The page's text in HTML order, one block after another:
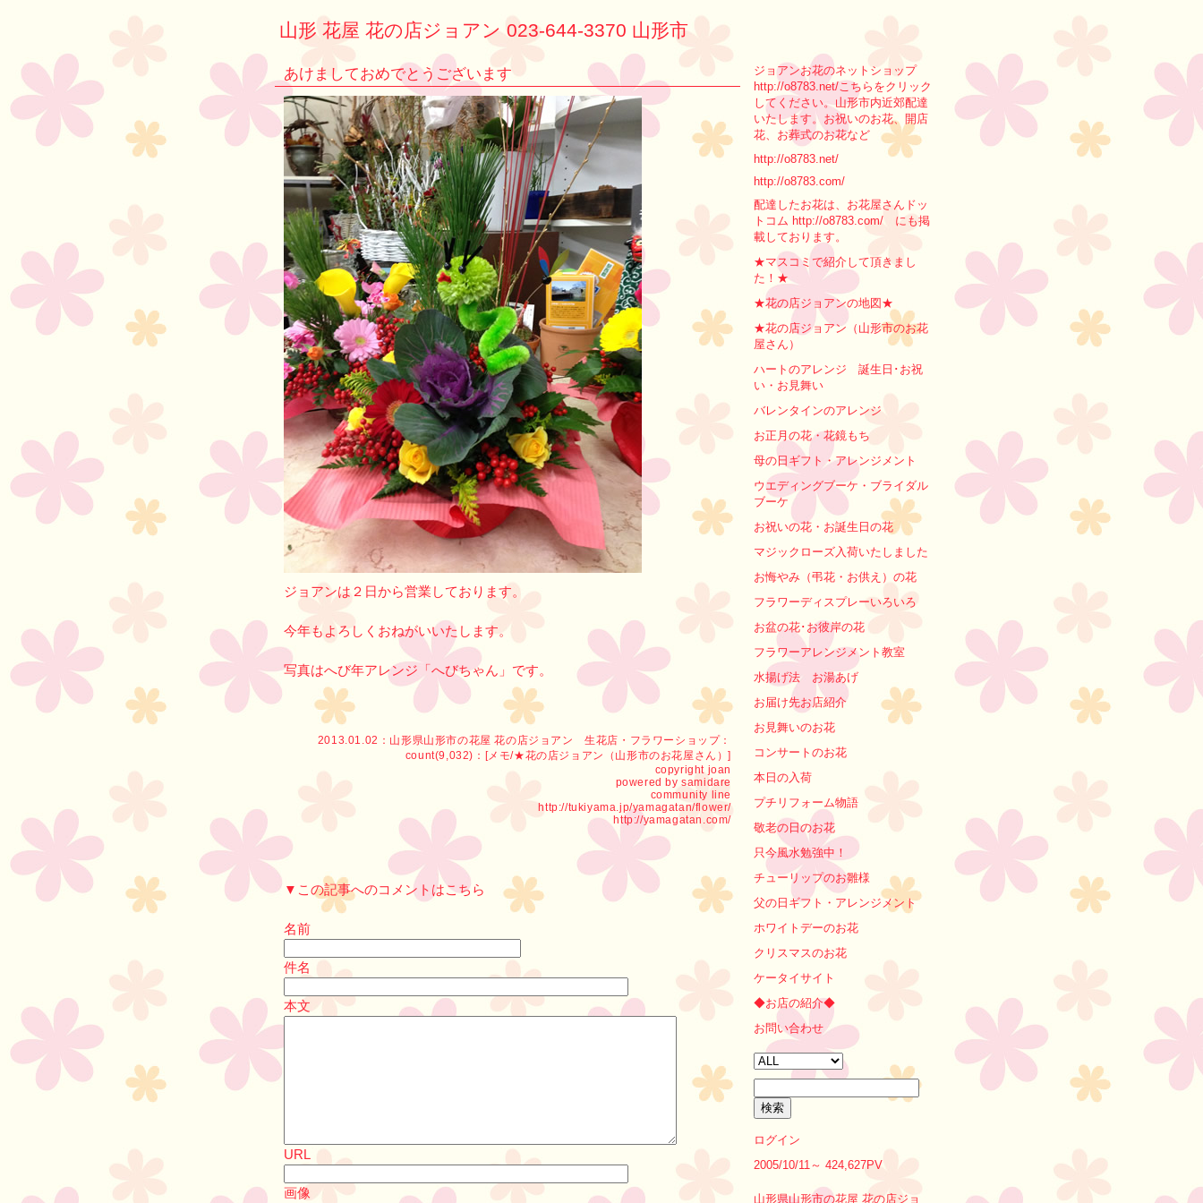
山形 花屋 花の店ジョアン 023-644-3370 山形市
あけましておめでとうございます
ジョアンは２日から営業しております。
今年もよろしくおねがいいたします。
写真はへび年アレンジ「へびちゃん」です。
2013.01.02： 山形県山形市の花屋 花の店ジョアン 生花店・フラワーショップ：
count(9,032)：[メモ/★花の店ジョアン（山形市のお花屋さん）]
copyright joan
powered bysamidare
community line
http://tukiyama.jp/yamagatan/flower/
http://yamagatan.com/
▼この記事へのコメントはこちら
名前
件名
本文
URL
画像
ジョアンお花のネットショップ
http://o8783.net/こちらをクリック
してください。山形市内近郊配達
いたします。お祝いのお花、開店
花、お葬式のお花など
http://o8783.net/
http://o8783.com/
配達したお花は、お花屋さんドッ
トコム http://o8783.com/ にも掲
載しております。
★マスコミで紹介して頂きまし
た！★
★花の店ジョアンの地図★
★花の店ジョアン（山形市のお花
屋さん）
ハートのアレンジ 誕生日･お祝
い・お見舞い
バレンタインのアレンジ
お正月の花・花鏡もち
母の日ギフト・アレンジメント
ウエディングブーケ・ブライダル
ブーケ
お祝いの花・お誕生日の花
マジックローズ入荷いたしました
お悔やみ（弔花・お供え）の花
フラワーディスプレーいろいろ
お盆の花･お彼岸の花
フラワーアレンジメント教室
水揚げ法 お湯あげ
お届け先お店紹介
お見舞いのお花
コンサートのお花
本日の入荷
プチリフォーム物語
敬老の日のお花
只今風水勉強中！
チューリップのお雛様
父の日ギフト・アレンジメント
ホワイトデーのお花
クリスマスのお花
ケータイサイト
◆お店の紹介◆
お問い合わせ
ログイン
2005/10/11～ 424,627PV
山形県山形市の花屋 花の店ジョ